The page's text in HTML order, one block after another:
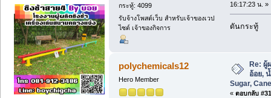
กระทู้: 4099
รับจ้างโพสต์เว็บ สำหรับเจ้าของเวป
ไซต์ เจ้าของกิจการ
16:17:23 น. »
ดันกระทู้
polychemicals12
Hero Member
Re:
อ้อย,
Sugar,
« ตอบกลับ